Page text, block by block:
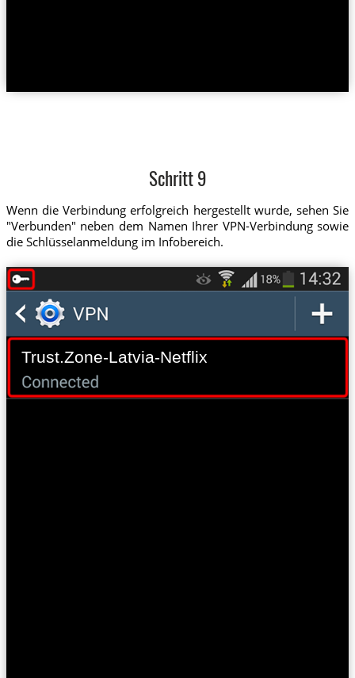
Schritt 9
Wenn die Verbindung erfolgreich hergestellt wurde, sehen Sie
"Verbunden" neben dem Namen Ihrer VPN-Verbindung sowie
die Schlüsselanmeldung im Infobereich.
Trust.Zone-Latvia-Netflix